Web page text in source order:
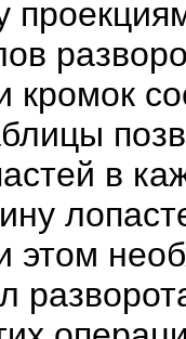
кромок
в